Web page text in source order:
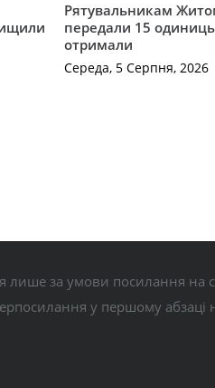
Рятувальникам
передали 15
отримали
Середа, 5 Серпня, 2026
лише за умови посилання на
у першому абзаці